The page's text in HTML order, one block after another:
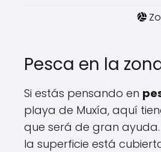
Pesca en la
Si estás pensando en
playa de Muxía, aquí
que será de gran
la superficie está